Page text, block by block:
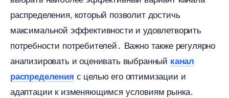
распределения, который позволит достичь
максимальной эффективности и удовлетворить
потребности потребителей․ Важно также регулярно
анализировать и оценивать выбранный канал
распределения с целью его оптимизации и
адаптации к изменяющимся условиям рынка․